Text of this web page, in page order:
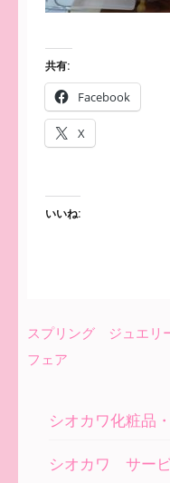
共有:
Facebook
X
いいね:
投
稿
スプリング ジュエリ
フェア
シオカワ化粧品
シオカワ サー